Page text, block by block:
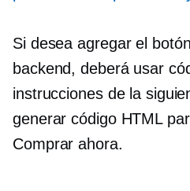
Si desea agregar el
backend, deberá usar
instrucciones de la
generar código HTML
Comprar ahora.